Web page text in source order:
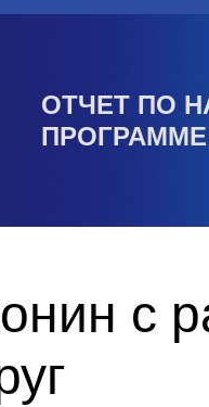
ОТЧЕТ ПО
ПРОГРАММЕ
с